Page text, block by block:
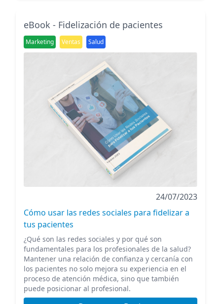
eBook - Fidelización de pacientes
Marketing Ventas Salud
24/07/2023
Cómo usar las redes sociales para fidelizar a
tus pacientes
¿Qué son las redes sociales y por qué son
fundamentales para los profesionales de la salud?
Mantener una relación de confianza y cercanía con
los pacientes no solo mejora su experiencia en el
proceso de atención médica, sino que también
puede posicionar al profesional.